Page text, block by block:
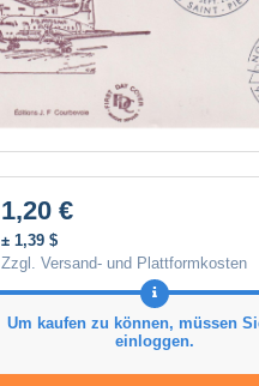
1,20 €
± 1,39 $
Zzgl. Versand- und Plattformkosten
Um kaufen zu können, müssen
einloggen.